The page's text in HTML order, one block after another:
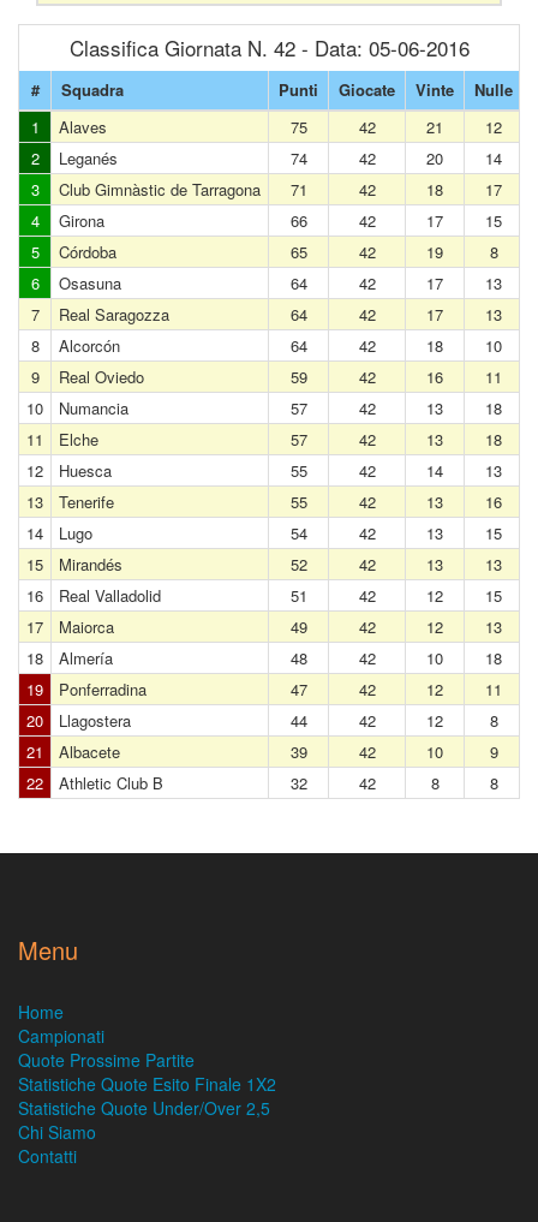
Classifica Giornata N. 42 - Data: 05-06-2016
# Squadra Punti Giocate Vinte Nulle
1
Alaves 75 42 21
12
2
Leganés 74 42 20
14
3
Club Gimnàstic de Tarragona 71 42 18
17
4
Girona 66 42 17
15
5
Córdoba 65 42 19
8
6
Osasuna 64 42 17
13
7
Real Saragozza 64 42 17
13
8
Alcorcón 64 42 18
10
9
Real Oviedo 59 42 16
11
10
Numancia 57 42 13
18
11
Elche 57 42 13
18
12
Huesca 55 42 14
13
13
Tenerife 55 42 13
16
14
Lugo 54 42 13
15
15
Mirandés 52 42 13
13
16
Real Valladolid 51 42 12
15
17
Maiorca 49 42 12
13
18
Almería 48 42 10
18
19
Ponferradina 47 42 12
11
20
Llagostera 44 42 12
8
21
Albacete 39 42 10
9
22
Athletic Club B 32 42 8 8
Menu
Home
Campionati
Quote Prossime Partite
Statistiche Quote Esito Finale 1X2
Statistiche Quote Under/Over 2,5
Chi Siamo
Contatti